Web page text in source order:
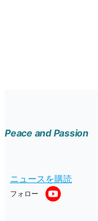
Peace and Passion
ニュースを購読
フォロー